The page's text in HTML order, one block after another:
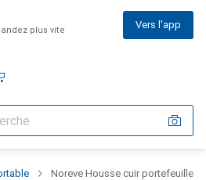
plus vite Vers l'app
Noreve Housse cuir portefeuille